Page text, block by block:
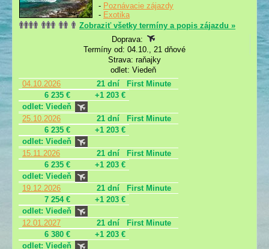
- Poznávacie zájazdy
- Exotika
Zobraziť všetky termíny a popis zájazdu »
Doprava:
Termíny od: 04.10., 21 dňové
Strava: raňajky
odlet: Viedeň
04.10.2026
21 dní
First Minute
6 235 €
+1 203 €
odlet: Viedeň
25.10.2026
21 dní
First Minute
6 235 €
+1 203 €
odlet: Viedeň
15.11.2026
21 dní
First Minute
6 235 €
+1 203 €
odlet: Viedeň
19.12.2026
21 dní
First Minute
7 254 €
+1 203 €
odlet: Viedeň
12.01.2027
21 dní
First Minute
6 380 €
+1 203 €
odlet: Viedeň